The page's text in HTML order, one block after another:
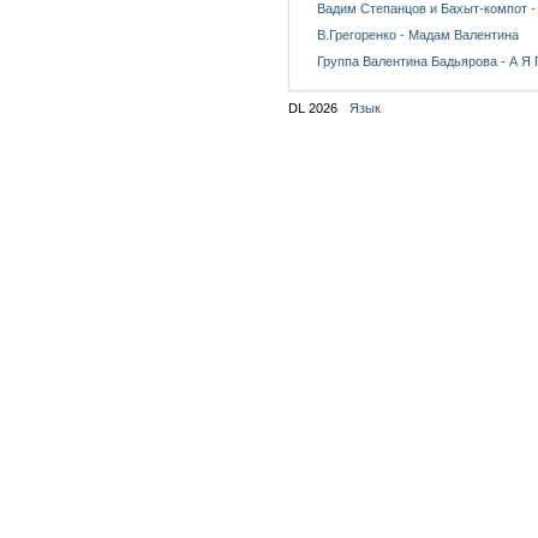
Вадим Степанцов и Бахыт-компот
В.Грегоренко - Мадам Валентина
Группа Валентина Бадьярова - А Я
DL 2026 Язык